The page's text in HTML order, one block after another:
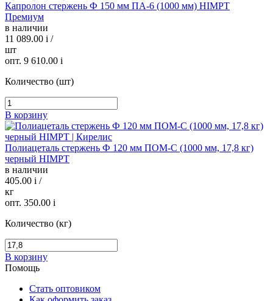
Капролон стержень Ф 150 мм ПА-6 (1000 мм) HIMPT
Премиум
в наличии
11 089.00 i /
шт
опт. 9 610.00 i
Количество (шт)
В корзину
Полиацеталь стержень Ф 120 мм ПОМ-С (1000 мм, 17,8 кг)
черный HIMPT
в наличии
405.00 i /
кг
опт. 350.00 i
Количество (кг)
В корзину
Помощь
Стать оптовиком